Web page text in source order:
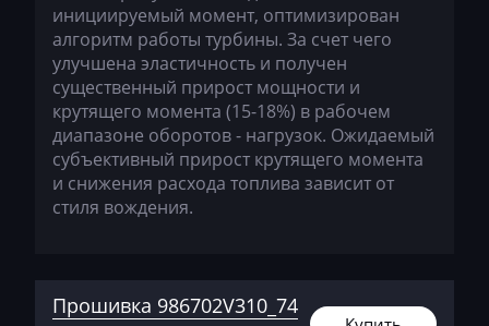
DAF
Daihatsu
Dammann
Derways
Deutz
Dieci
инициируемый момент, оптимизирован
алгоритм работы турбины. За счет чего
улучшена эластичность и получен
существенный прирост мощности и
крутящего момента (15-18%) в рабочем
диапазоне оборотов - нагрузок. Ожидаемый
субъективный прирост крутящего момента
и снижения расхода топлива зависит от
стиля вождения.
Прошивка 986702V310_74